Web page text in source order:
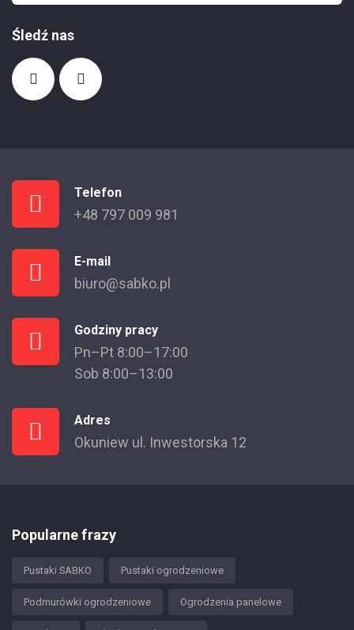
Śledź nas
Telefon
+48 797 009 981
E-mail
biuro@sabko.pl
Godziny pracy
Pn–Pt 8:00–17:00
Sob 8:00–13:00
Adres
Okuniew ul. Inwestorska 12
Popularne frazy
Pustaki SABKO Pustaki ogrodzeniowe
Podmurówki ogrodzeniowe Ogrodzenia panelowe